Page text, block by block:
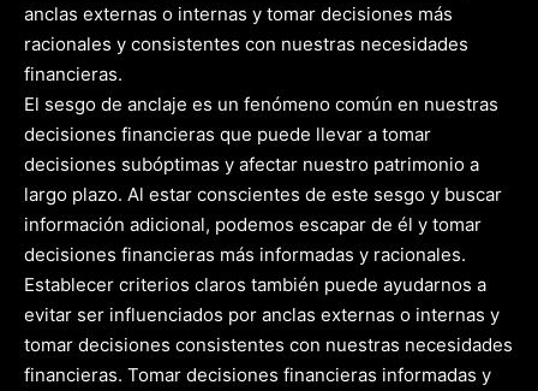
anclas externas o internas y tomar decisiones más
racionales y consistentes con nuestras necesidades
financieras.
El sesgo de anclaje es un fenómeno común en nuestras
decisiones financieras que puede llevar a tomar
decisiones subóptimas y afectar nuestro patrimonio a
largo plazo. Al estar conscientes de este sesgo y buscar
información adicional, podemos escapar de él y tomar
decisiones financieras más informadas y racionales.
Establecer criterios claros también puede ayudarnos a
evitar ser influenciados por anclas externas o internas y
tomar decisiones consistentes con nuestras necesidades
financieras. Tomar decisiones financieras informadas y